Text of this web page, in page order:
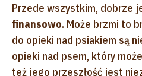
Przede wszystkim, dobrze
finansowo. Może brzmi to
do opieki nad psiakiem są
opieki nad psem, który
też jego przeszłość jest